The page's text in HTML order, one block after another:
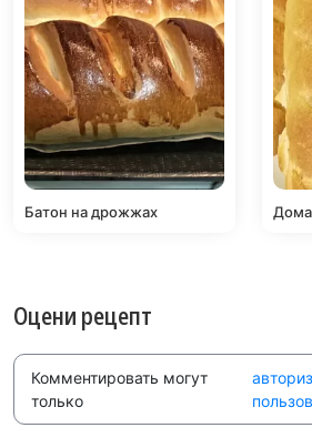
Батон на дрожжах
Оцени рецепт
Комментировать могут
только